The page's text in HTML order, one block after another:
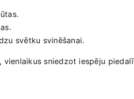
svētku svinēšanai.
sniedzot‍ iespēju